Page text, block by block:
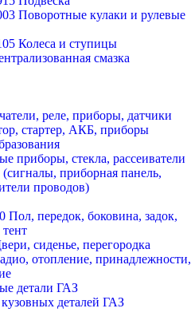
Поворотные кулаки и рулевые
Колеса и ступицы
смазка
реле, приборы, датчики
стартер, АКБ, приборы
приборы, стекла, рассеиватели
приборная панель,
проводов)
Пол, передок, боковина, задок,
сиденье, перегородка
отопление, принадлежности,
детали ГАЗ
деталей ГАЗ